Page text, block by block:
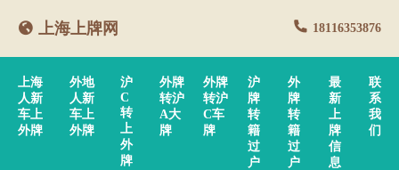
上海上牌网 18116353876
上海
人新
车上
外牌
外地
人新
车上
外牌
沪
C
转
上
外
牌
外牌
转沪
A大
牌
外牌
转沪
C车
牌
沪
牌
转
籍
过
户
外
牌
转
籍
过
户
最
新
上
牌
信
息
联
系
我
们